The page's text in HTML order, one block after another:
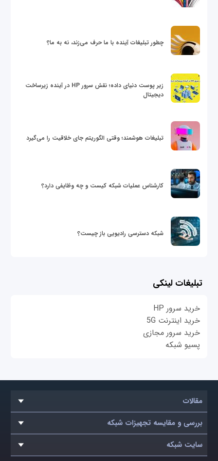
چطور تبلیغات آینده با ما حرف می‌زند، نه به ما؟
زیر پوست دنیای داده؛ نقش سرور HP در آینده زیرساخت
دیجیتال
تبلیغات هوشمند؛ وقتی الگوریتم جای خلاقیت را می‌گیرد
کارشناس عملیات شبکه کیست و چه وظایفی دارد؟
شبکه دسترسی رادیویی باز چیست؟
تبلیغات لینکی
خرید سرور HP
خرید اینترنت 5G
خرید سرور مجازی
پسیو شبکه
مقالات
بررسی و مقایسه تجهیزات شبکه
سایت شبکه